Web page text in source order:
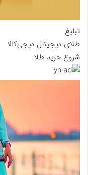
تبلیغ
طلای دیجیتال دیجی‌کالا
شروع خرید طلا